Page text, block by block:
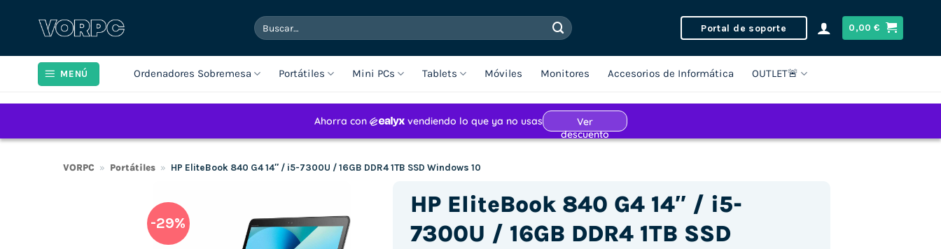
Buscar
por:
Portal de soporte 0,00€
MENÚ Ordenadores Sobremesa Portátiles Mini PCs Tablets Móviles Monitores Accesorios de Informática OUTLET🚨
VORPC » Portátiles » HP EliteBook 840 G4 14″ / i5-7300U / 16GB DDR4 1TB SSD Windows 10
-29%
HP EliteBook 840 G4 14″ / i5-
7300U / 16GB DDR4 1TB SSD